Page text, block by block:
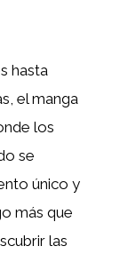
hasta
el manga
los
se
único y
más que
las